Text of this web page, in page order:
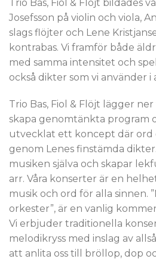
Trio Bas, Fiol & Flöjt bildades
Josefsson på violin och viola,
slags flöjter och Lene
kontrabas. Vi framför både
med samma intensitet och
också dikter som vi använder i
Trio Bas, Fiol & Flöjt lägger
skapa genomtänkta program
utvecklat ett koncept där ord
genom Lenes finstämda
musiken själva och skapar
arr. Våra konserter är en
musik och ord för alla sinnen.
orkester”, är en vanlig
Vi erbjuder traditionella
melodikryss med inslag av
att anlita oss till bröllop, dop